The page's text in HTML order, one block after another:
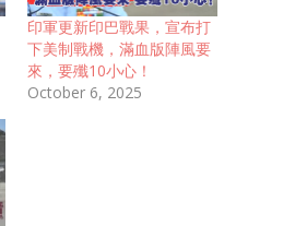
印軍更新印巴戰果，宣布打
下美制戰機，滿血版陣風要
來，要殲10小心！
October 6, 2025